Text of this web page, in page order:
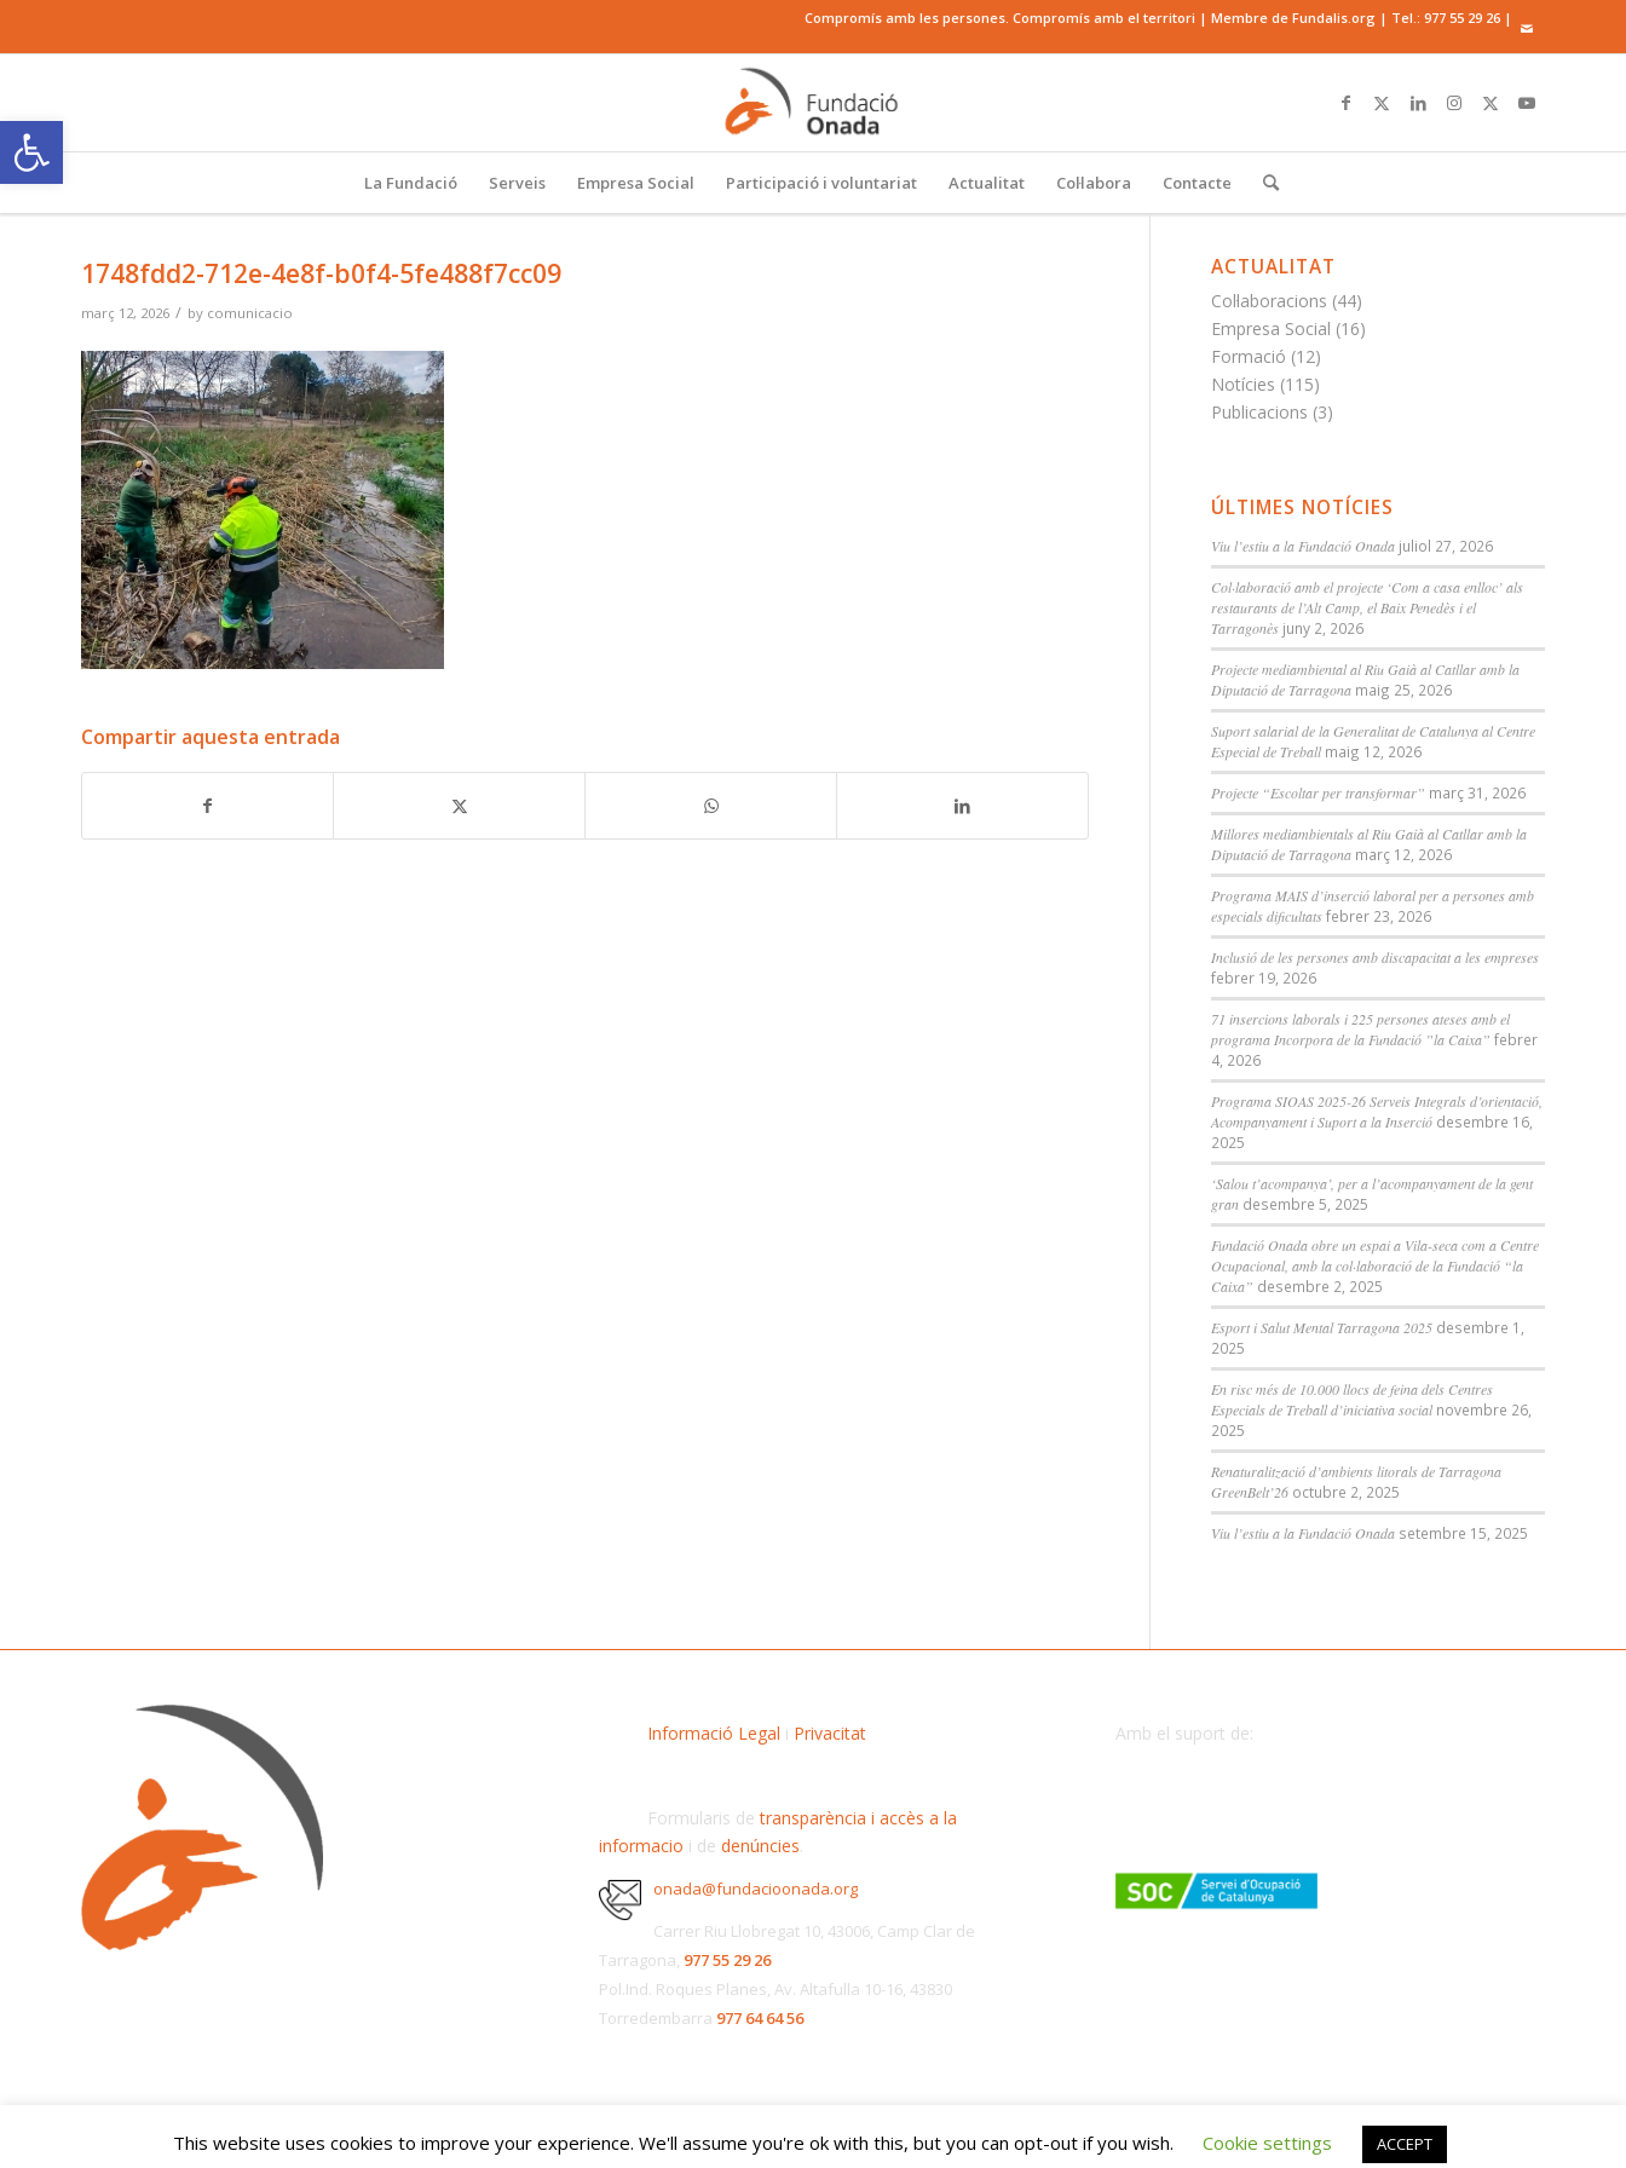
Obre la barra d'eines
Compromís amb les persones. Compromís amb el territori | Membre de Fundalis.org | Tel.: 977 55 29 26 |
La Fundació Serveis Empresa Social Participació i voluntariat Actualitat Col·labora Contacte
1748fdd2-712e-4e8f-b0f4-5fe488f7cc09
març 12, 2026 / by comunicacio
Compartir aquesta entrada
ACTUALITAT
Col·laboracions (44)
Empresa Social (16)
Formació (12)
Notícies (115)
Publicacions (3)
ÚLTIMES NOTÍCIES
Viu l’estiu a la Fundació Onada juliol 27, 2026
Col·laboració amb el projecte ‘Com a casa enlloc’ als
restaurants de l’Alt Camp, el Baix Penedès i el
Tarragonès juny 2, 2026
Projecte mediambiental al Riu Gaià al Catllar amb la
Diputació de Tarragona maig 25, 2026
Suport salarial de la Generalitat de Catalunya al Centre
Especial de Treball maig 12, 2026
Projecte “Escoltar per transformar” març 31, 2026
Millores mediambientals al Riu Gaià al Catllar amb la
Diputació de Tarragona març 12, 2026
Programa MAIS d’inserció laboral per a persones amb
especials dificultats febrer 23, 2026
Inclusió de les persones amb discapacitat a les empreses
febrer 19, 2026
71 insercions laborals i 225 persones ateses amb el
programa Incorpora de la Fundació ”la Caixa” febrer
4, 2026
Programa SIOAS 2025-26 Serveis Integrals d’orientació,
Acompanyament i Suport a la Inserció desembre 16,
2025
‘Salou t’acompanya’, per a l’acompanyament de la gent
gran desembre 5, 2025
Fundació Onada obre un espai a Vila-seca com a Centre
Ocupacional, amb la col·laboració de la Fundació “la
Caixa” desembre 2, 2025
Esport i Salut Mental Tarragona 2025 desembre 1,
2025
En risc més de 10.000 llocs de feina dels Centres
Especials de Treball d’iniciativa social novembre 26,
2025
Renaturalització d’ambients litorals de Tarragona
GreenBelt’26 octubre 2, 2025
Viu l’estiu a la Fundació Onada setembre 15, 2025
Informació Legal i Privacitat
Formularis detransparència i accès a la
informacio i de denúncies.
onada@fundacioonada.org
Carrer Riu Llobregat 10, 43006, Camp Clar de
Tarragona, 977 55 29 26
Pol.Ind. Roques Planes, Av. Altafulla 10-16, 43830
Torredembarra 977 64 64 56
Amb el suport de:
Fundació Onada-Enfold Theme by Kriesi
This website uses cookies to improve your experience. We'll assume you're ok with this, but you can opt-out if you wish. Cookie settings ACCEPT